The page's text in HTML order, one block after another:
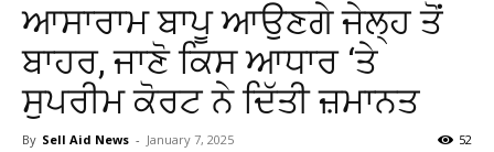
ਆਸਾਰਾਮ ਬਾਪੂ ਆਉਣਗੇ ਜੇਲ੍ਹ ਤੋਂ
ਬਾਹਰ, ਜਾਣੋ ਕਿਸ ਆਧਾਰ ‘ਤੇ
ਸੁਪਰੀਮ ਕੋਰਟ ਨੇ ਦਿੱਤੀ ਜ਼ਮਾਨਤ
By Sell Aid News - January 7, 2025 52